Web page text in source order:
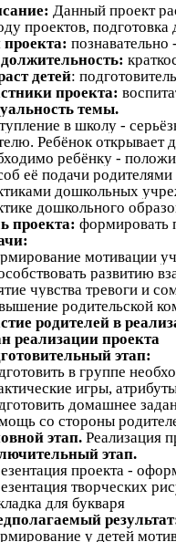
Данный проект
проектов,
познавательно
детей:
проекта:
темы.
в школу -
Ребёнок открывает
ребёнку -
её подачи
дошкольных
дошкольного
проекта: формировать
мотивации
развитию
чувства тревоги и
родительской
родителей в
реализации проекта
этап:
в группе
игры,
домашнее
со стороны
этап. Реализация
этап.
проекта -
творческих
для букваря
у детей